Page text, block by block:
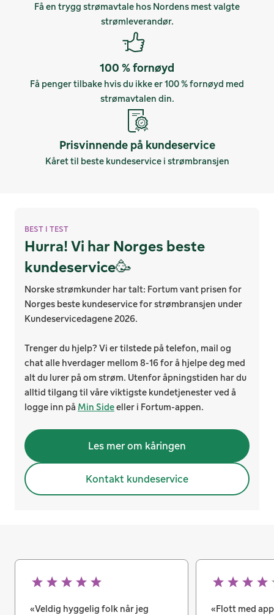
Få en trygg strømavtale hos Nordens mest valgte
strømleverandør.
100 % fornøyd
Få penger tilbake hvis du ikke er 100 % fornøyd med
strømavtalen din.
Prisvinnende på kundeservice
Kåret til beste kundeservice i strømbransjen
BEST I TEST
Hurra! Vi har Norges beste
kundeservice🥳
Norske strømkunder har talt: Fortum vant prisen for
Norges beste kundeservice for strømbransjen under
Kundeservicedagene 2026.
Trenger du hjelp? Vi er tilstede på telefon, mail og
chat alle hverdager mellom 8-16 for å hjelpe deg med
alt du lurer på om strøm. Utenfor åpningstiden har du
alltid tilgang til våre viktigste kundetjenester ved å
logge inn på Min Sideeller i Fortum-appen.
Les mer om kåringen
Kontakt kundeservice
Veldig hyggelig folk når jeg
Flott med